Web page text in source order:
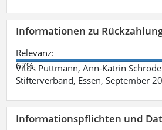
Informationen zu
Relevanz:
67%
Vitus Püttmann, Ann-Katrin
Stifterverband, Essen, September
Informationspflichten und